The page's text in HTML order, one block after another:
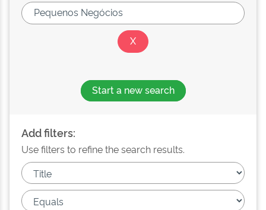
Start a new search
Add filters:
Use filters to refine the search results.